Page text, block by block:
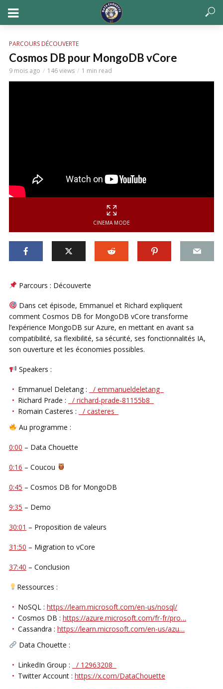
PARCOURS DÉCOUVERTE
Cosmos DB pour MongoDB vCore
9 mois ago 146 views 1 min read
CINEMA MODE
Parcours : Découverte
Dans cet épisode, Emmanuel et Richard expliquent
comment Cosmos DB for MongoDB vCore transforme
l’expérience MongoDB sur Azure, en mettant en avant sa
compatibilité, sa flexibilité, sa sécurité, ses fonctionnalités IA,
son ouverture et les économies possibles.
Speakers :
Emmanuel Deletang :
/ emmanueldeletang
Richard Prade :
/ richard-prade-81155b8
Romain Casteres :
/ casteres
Au programme :
0:00 – Data Chouette
0:16 – Coucou
0:45 – Cosmos DB for MongoDB
9:35 – Demo
30:01 – Proposition de valeurs
31:50 – Migration to vCore
37:40 – Conclusion
Ressources :
NoSQL : https://learn.microsoft.com/en-us/nosql/
Cosmos DB : https://azure.microsoft.com/fr-fr/pro…
Cassandra : https://learn.microsoft.com/en-us/azu…
Data Chouette :
LinkedIn Group :
/ 12963208
Twitter Account : https://x.com/DataChouette